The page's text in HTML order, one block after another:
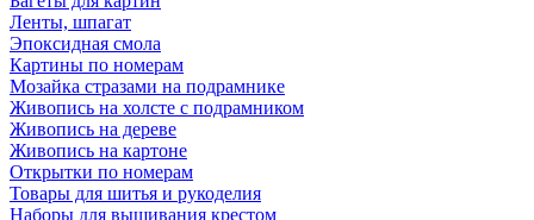
Ленты, шпагат
Эпоксидная смола
Картины по номерам
Мозайка стразами на подрамнике
Живопись на холсте с подрамником
Живопись на дереве
Живопись на картоне
Открытки по номерам
Товары для шитья и рукоделия
Наборы для вышивания крестом